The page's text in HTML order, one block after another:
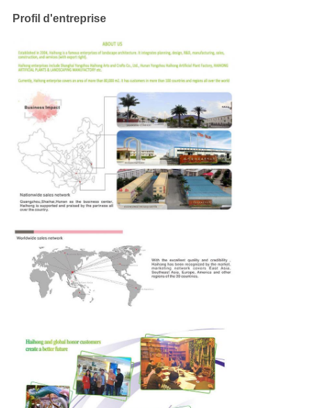
Profil d'entreprise